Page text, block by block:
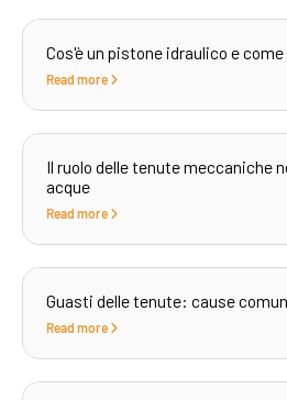
Cos'è un pistone idraulico e
Read more
Il ruolo delle tenute meccaniche
acque
Read more
Guasti delle tenute: cause
Read more